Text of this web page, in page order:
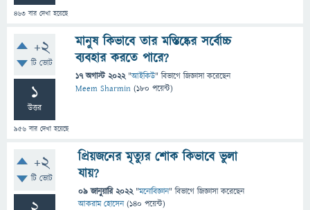
463 বার দেখা হয়েছে
+2
টি ভোট
1
উত্তর
956 বার দেখা হয়েছে
মানুষ কিভাবে তার মস্তিষ্কের সর্বোচ্চ
ব্যবহার করতে পারে?
17 অগাস্ট 2022 "আইকিউ" বিভাগে জিজ্ঞাসাকরেছেন
Meem Sharmin (180 পয়েন্ট)
+2
টি ভোট
প্রিয়জনের মৃত্যুর শোক কিভাবে ভুলা
যায়?
09 জানুয়ারি 2022 "মনোবিজ্ঞান" বিভাগে জিজ্ঞাসাকরেছেন
আকরাম হোসেন (140 পয়েন্ট)